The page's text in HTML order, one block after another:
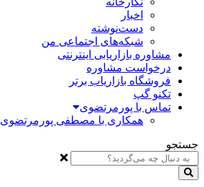
اخبار
دست‌نوشته
شبکه‌های اجتماعی من
مشاوره بازاریابی اینترنتی
درخواست مشاوره
فروشگاه بازاریاب برتر
تکنو گپ
تماس با پورمرتضوی
همکاری با مصطفی پورمرتضوی
جستجو